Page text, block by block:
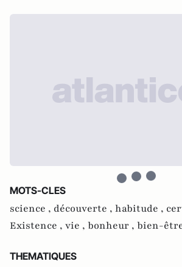
MOTS-CLES
science , découverte , habitude ,
Existence , vie , bonheur , bien-
THEMATIQUES